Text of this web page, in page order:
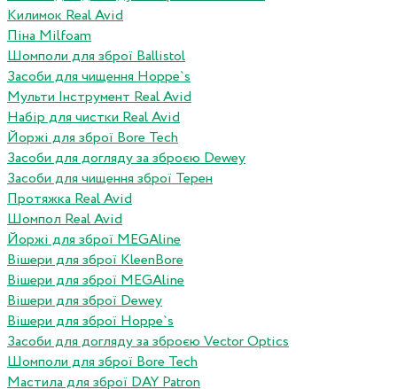
Килимок Real Avid
Піна Milfoam
Шомполи для зброї Ballistol
Засоби для чищення Hoppe`s
Мульти Інструмент Real Avid
Набір для чистки Real Avid
Йоржі для зброї Bore Tech
Засоби для догляду за зброєю Dewey
Засоби для чищення зброї Терен
Протяжка Real Avid
Шомпол Real Avid
Йоржі для зброї MEGAline
Вішери для зброї KleenBore
Вішери для зброї MEGAline
Вішери для зброї Dewey
Вішери для зброї Hoppe`s
Засоби для догляду за зброєю Vector Optics
Шомполи для зброї Bore Tech
Мастила для зброї DAY Patron